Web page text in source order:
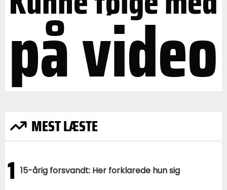
på video
MEST LÆSTE
1 15-årig forsvandt: Her forklarede hun sig